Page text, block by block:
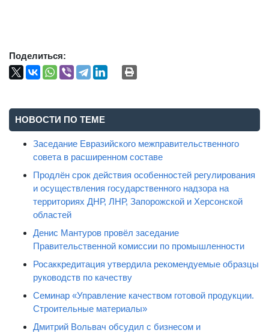
Поделиться:
НОВОСТИ ПО ТЕМЕ
Заседание Евразийского межправительственного
совета в расширенном составе
Продлён срок действия особенностей регулирования
и осуществления государственного надзора на
территориях ДНР, ЛНР, Запорожской и Херсонской
областей
Денис Мантуров провёл заседание
Правительственной комиссии по промышленности
Росаккредитация утвердила рекомендуемые образцы
руководств по качеству
Семинар «Управление качеством готовой продукции.
Строительные материалы»
Дмитрий Вольвач обсудил с бизнесом и